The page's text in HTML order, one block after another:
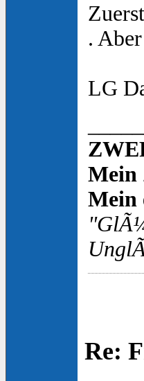
.
LG
Mein
Mein
Re: